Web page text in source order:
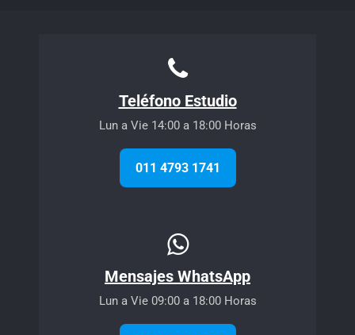
Teléfono Estudio
Lun a Vie 14:00 a 18:00 Horas
011 4793 1741
Mensajes WhatsApp
Lun a Vie 09:00 a 18:00 Horas